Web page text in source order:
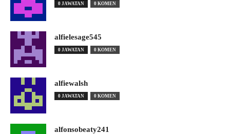
0 JAWATAN 0 KOMEN
alfielesage545
0 JAWATAN 0 KOMEN
alfiewalsh
0 JAWATAN 0 KOMEN
alfonsobeaty241